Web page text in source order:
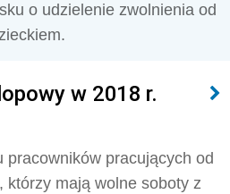
o udzielenie zwolnienia od
w 2018 r.
pracowników pracujących od
którzy mają wolne soboty z